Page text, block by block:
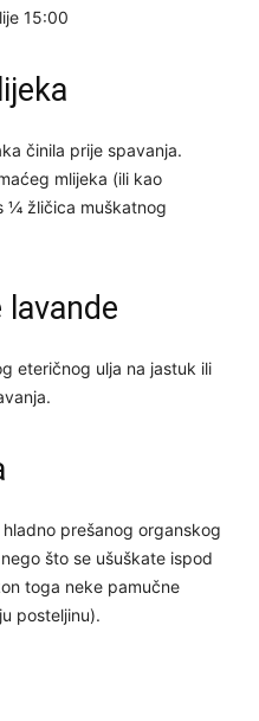
15:00
činila prije spavanja.
mlijeka (ili kao
¼ žličica muškatnog
lavande
eteričnog ulja na jastuk ili
prešanog organskog
što se ušuškate ispod
toga neke pamučne
posteljinu).